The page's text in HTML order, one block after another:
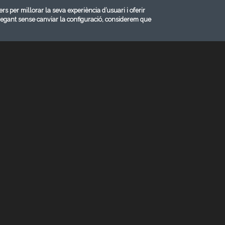
per millorar la seva experiència d’usuari i oferir
sense canviar la configuració, considerem que